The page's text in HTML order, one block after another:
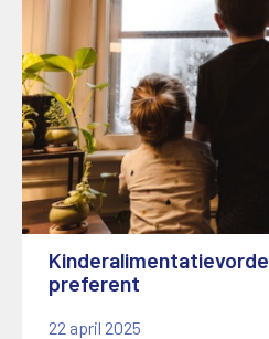
preferent
22 april 2025